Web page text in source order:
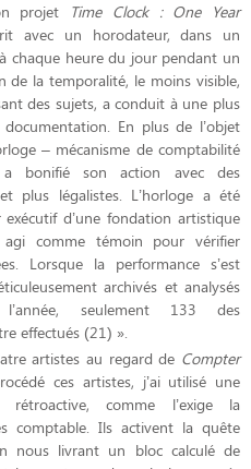
projet
Time Clock : One Year
avec un horodateur, dans un
chaque heure du jour pendant un
de la temporalité, le moins visible,
des sujets, a conduit à une plus
En plus de l’objet
– mécanisme de comptabilité
bonifié son action avec des
plus légalistes. L’horloge a été
d’une fondation artistique
comme témoin pour vérifier
Lorsque la performance s’est
archivés et analysés
seulement 133 des
effectués (21) ».
artistes au regard de Compter
ces artistes, j’ai utilisé une
rétroactive, comme l’exige la
comptable. Ils activent la quête
nous livrant un bloc calculé de